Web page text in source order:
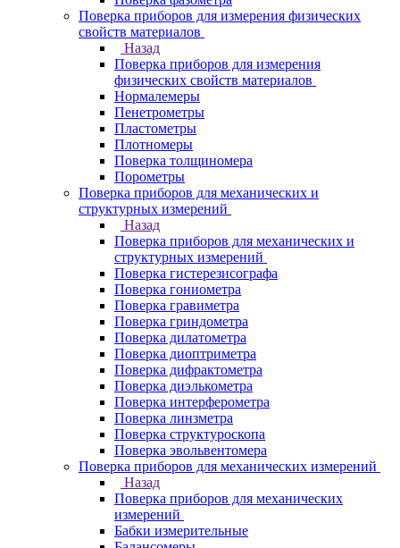
Поверка приборов для измерения физических
свойств материалов
Назад
Поверка приборов для измерения
физических свойств материалов
Нормалемеры
Пенетрометры
Пластометры
Плотномеры
Поверка толщиномера
Порометры
Поверка приборов для механических и
структурных измерений
Назад
Поверка приборов для механических и
структурных измерений
Поверка гистерезисографа
Поверка гониометра
Поверка гравиметра
Поверка гриндометра
Поверка дилатометра
Поверка диоптриметра
Поверка дифрактометра
Поверка диэлькометра
Поверка интерферометра
Поверка линзметра
Поверка структуроскопа
Поверка эвольвентомера
Поверка приборов для механических измерений
Назад
Поверка приборов для механических
измерений
Бабки измерительные